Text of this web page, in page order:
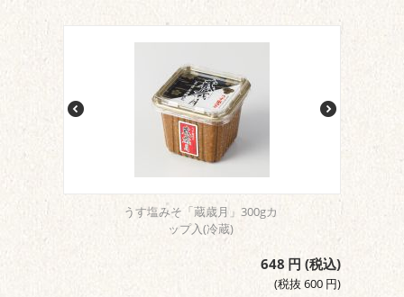
うす塩みそ「蔵歳月」300gカ
ップ入(冷蔵)
648 円 (税込)
(税抜 600 円)